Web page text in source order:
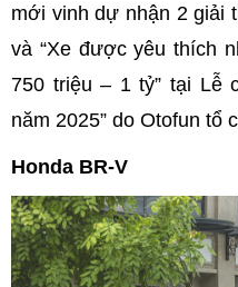
mới vinh dự nhận 2 giải
và “Xe được yêu thích
750 triệu – 1 tỷ” tại Lễ
năm 2025” do Otofun tổ
Honda BR-V